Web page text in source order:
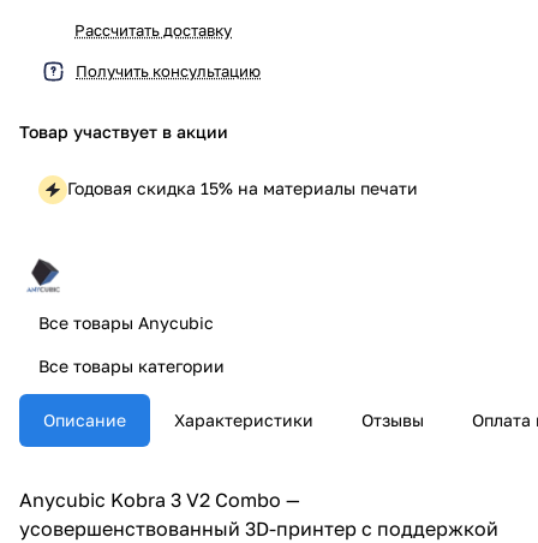
Рассчитать доставку
Получить консультацию
Товар участвует в акции
Годовая скидка 15% на материалы печати
Все товары Anycubic
Все товары категории
Описание Характеристики Отзывы Оплата
Anycubic Kobra 3 V2 Combo —
усовершенствованный 3D-принтер с поддержкой